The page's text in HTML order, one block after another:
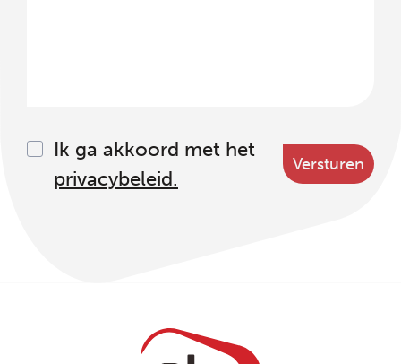
OptIk ga akkoord met het
privacybeleid.